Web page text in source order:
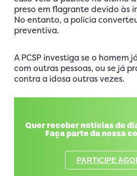
preso em flagrante devido às
No entanto, a polícia
preventiva.
A PCSP investiga se o homem
com outras pessoas, ou se já
contra a idosa outras vezes.
Quer receber notícias do
Faça parte da nossa
PARTICIPE